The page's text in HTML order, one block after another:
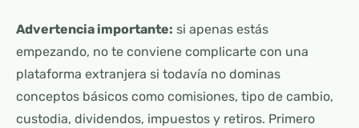
Advertencia importante: si apenas estás
empezando, no te conviene complicarte con una
plataforma extranjera si todavía no dominas
conceptos básicos como comisiones, tipo de cambio,
custodia, dividendos, impuestos y retiros. Primero